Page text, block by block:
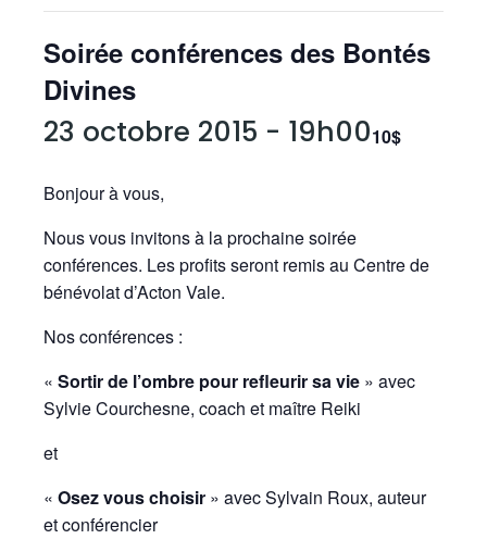
Soirée conférences des Bontés
Divines
23 octobre 2015 - 19h0010$
Bonjour à vous,
Nous vous invitons à la prochaine soirée
conférences. Les profits seront remis au Centre de
bénévolat d’Acton Vale.
Nos conférences :
« Sortir de l’ombre pour refleurir sa vie » avec
Sylvie Courchesne, coach et maître Reiki
et
« Osez vous choisir » avec Sylvain Roux, auteur
et conférencier